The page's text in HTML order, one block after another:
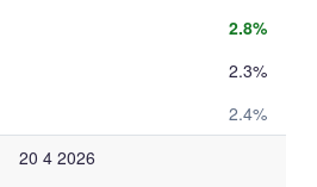
2.8%
2.3%
2.4%
20 4 2026